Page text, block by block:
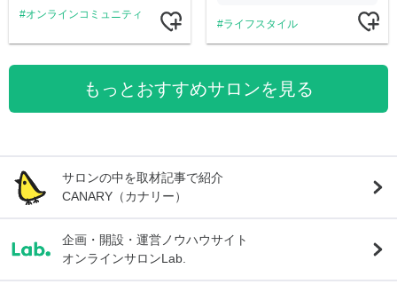
オンラインコミュニティ
ライフスタイル
もっとおすすめサロンを見る
サロンの中を取材記事で紹介
CANARY（カナリー）
企画・開設・運営ノウハウサイト
オンラインサロンLab.